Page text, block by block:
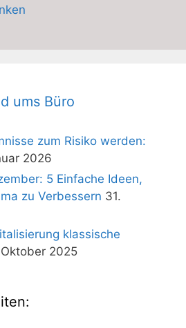
ums Büro
zum Risiko werden:
2026
5 Einfache Ideen,
zu Verbessern 31.
klassische
2025